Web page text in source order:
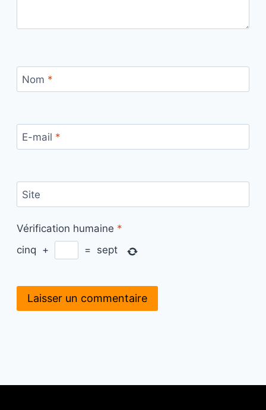
Nom *
E-mail *
Site
Vérification humaine *
cinq + = sept